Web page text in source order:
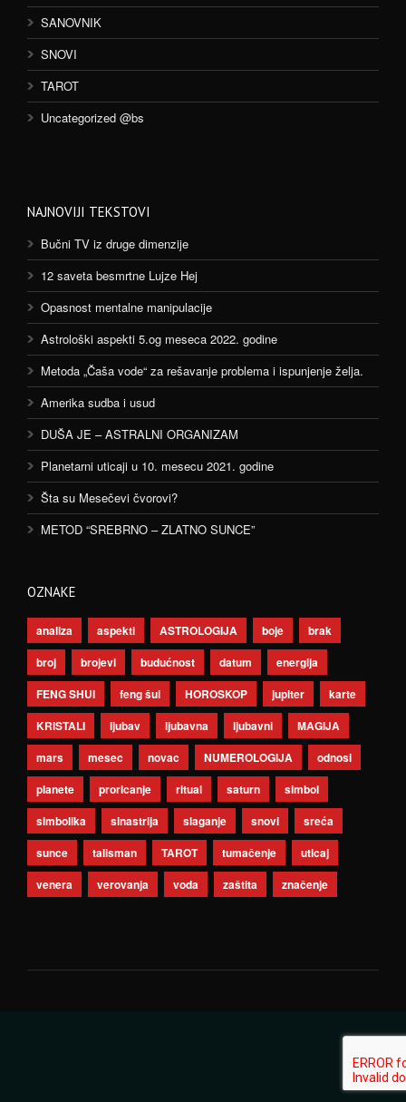
SANOVNIK
SNOVI
TAROT
Uncategorized @bs
NAJNOVIJI TEKSTOVI
Bučni TV iz druge dimenzije
12 saveta besmrtne Lujze Hej
Opasnost mentalne manipulacije
Astrološki aspekti 5.og meseca 2022. godine
Metoda „Čaša vode“ za rešavanje problema i ispunjenje želja.
Amerika sudba i usud
DUŠA JE – ASTRALNI ORGANIZAM
Planetarni uticaji u 10. mesecu 2021. godine
Šta su Mesečevi čvorovi?
METOD “SREBRNO – ZLATNO SUNCE”
OZNAKE
analiza aspekti ASTROLOGIJA boje
brak
broj
brojevi budućnost datum
energija
FENG SHUI
feng šui HOROSKOP jupiter
karte
KRISTALI
ljubav ljubavna ljubavni
MAGIJA
mars
mesec novac NUMEROLOGIJA
odnosi
planete
proricanje ritual saturn
simbol
simbolika
sinastrija slaganje snovi
sreća
sunce
talisman TAROT tumačenje
uticaj
venera
verovanja voda zaštita značenje